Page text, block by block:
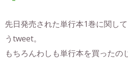
先日発売された単行本1巻に関し
うtweet。
もちろんわしも単行本を買ったの